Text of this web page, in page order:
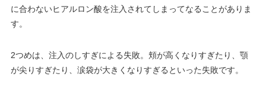
に合わないヒアルロン酸を注入されてしまってなることがありま
す。
2つめは、注入のしすぎによる失敗。頬が高くなりすぎたり、顎
が尖りすぎたり、涙袋が大きくなりすぎるといった失敗です。